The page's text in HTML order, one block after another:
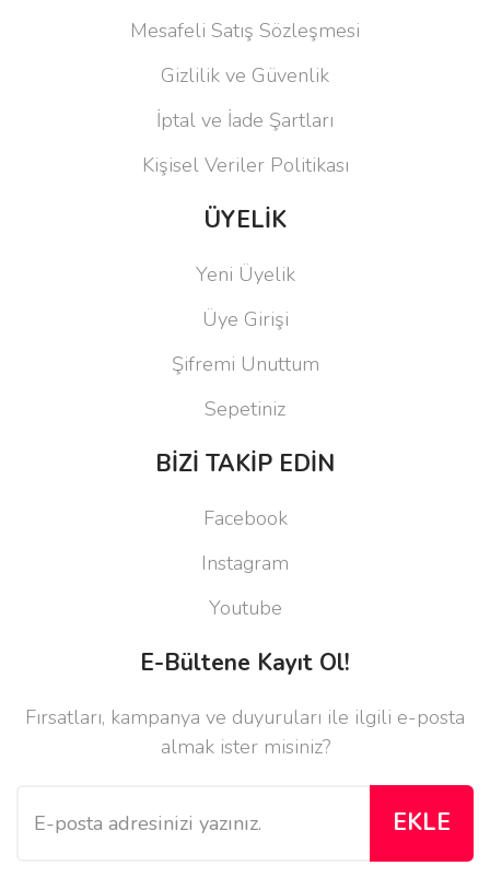
Mesafeli Satış Sözleşmesi
Gizlilik ve Güvenlik
İptal ve İade Şartları
Kişisel Veriler Politikası
ÜYELİK
Yeni Üyelik
Üye Girişi
Şifremi Unuttum
Sepetiniz
BİZİ TAKİP EDİN
Facebook
Instagram
Youtube
E-Bültene Kayıt Ol!
Fırsatları, kampanya ve duyuruları ile ilgili e-posta
almak ister misiniz?
EKLE